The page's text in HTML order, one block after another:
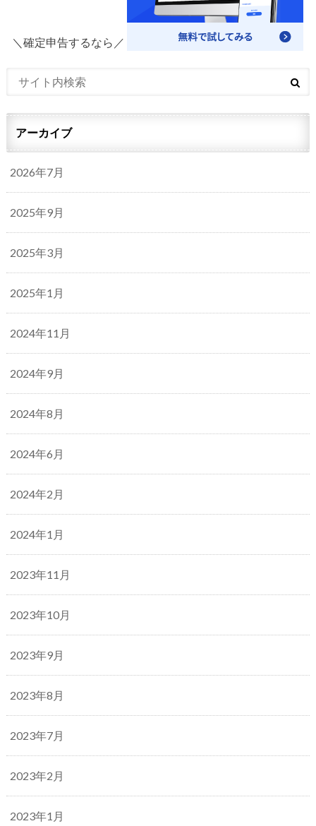
＼確定申告するなら／
アーカイブ
2026年7月
2025年9月
2025年3月
2025年1月
2024年11月
2024年9月
2024年8月
2024年6月
2024年2月
2024年1月
2023年11月
2023年10月
2023年9月
2023年8月
2023年7月
2023年2月
2023年1月